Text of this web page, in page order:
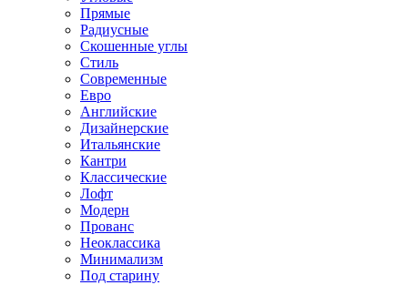
Прямые
Радиусные
Скошенные углы
Стиль
Современные
Евро
Английские
Дизайнерские
Итальянские
Кантри
Классические
Лофт
Модерн
Прованс
Неоклассика
Минимализм
Под старину